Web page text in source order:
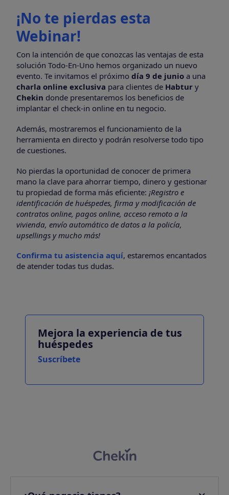
¡No te pierdas esta
Webinar!
Con la intención de que conozcas las ventajas de esta
solución Todo-En-Uno hemos organizado un nuevo
evento. Te invitamos el próximo día 9 de junio a una
charla online exclusiva para clientes de Habtur y
Chekin donde presentaremos los beneficios de
implantar el check-in online en tu negocio.
Además, mostraremos el funcionamiento de la
herramienta en directo y podrán resolverse todo tipo
de cuestiones.
No pierdas la oportunidad de conocer de primera
mano la clave para ahorrar tiempo, dinero y gestionar
tu propiedad de forma más eficiente: ¡Registro e
identificación de huéspedes, firma y modificación de
contratos online, pagos online, acceso remoto a la
vivienda, envío automático de datos a la policía,
upsellings y mucho más!
Confirma tu asistencia aquí, estaremos encantados
de atender todas tus dudas.
Mejora la experiencia de tus
huéspedes
Suscríbete